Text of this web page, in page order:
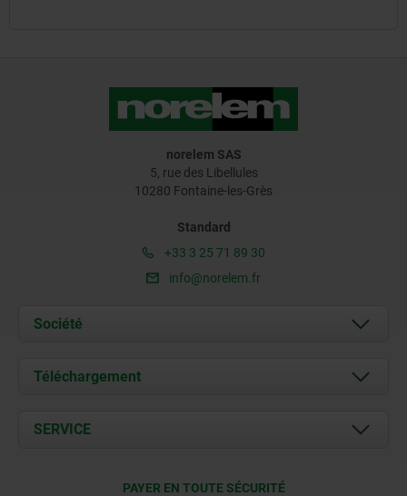
norelem SAS
5, rue des Libellules
10280 Fontaine-les-Grès
Standard
+33 3 25 71 89 30
info@norelem.fr
Société
À propos de nous
Contact
Téléchargement
Documents
SERVICE
PAYER EN TOUTE SÉCURITÉ